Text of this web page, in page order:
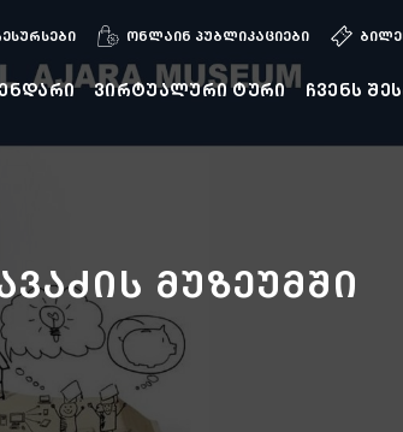
ონლაინ პუბლიკაციები
ვირტუალური ტური ჩვენს
მუზეუმში